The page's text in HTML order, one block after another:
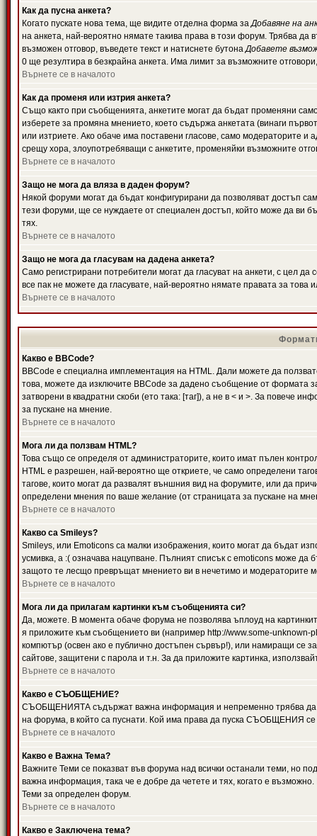
Как да пусна анкета?
Когато пускате нова тема, ще видите отделна форма заДобавяне на
на анкета, най-вероятно нямате такива права в този форум. Трябва да
възможен отговор, въведете текст и натиснете бутонаДобавете
0 ще резултира в безкрайна анкета. Има лимит за възможните
Върнете се в началото
Как да променя или изтрия анкета?
Също както при съобщенията, анкетите могат да бъдат променяни
изберете за промяна мнението, което съдържа анкетата (винаги
или изтриете. Ако обаче има поставени гласове, само модераторите и
срещу хора, злоупотребяващи с анкетите, променяйки възможните
Върнете се в началото
Защо не мога да вляза в даден форум?
Някой форуми могат да бъдат конфигурирани да позволяват достъп
тези форуми, ще се нуждаете от специален достъп, който може да ви
тях.
Върнете се в началото
Защо не мога да гласувам на дадена анкета?
Само регистрирани потребители могат да гласуват на анкети, с цел
все пак не можете да гласувате, най-вероятно нямате правата за това
Върнете се в началото
Какво е BBCode?
BBCode е специална имплементация на HTML. Дали можете да
това, можете да изключите BBCode за дадено съобщение от формата
затворени в квадратни скоби (ето така: [таг]), а не в < и >. За повече
за пускане на мнение.
Върнете се в началото
Мога ли да ползвам HTML?
Това също се определя от администраторите, които имат пълен
HTML е разрешен, най-вероятно ще откриете, че само определени
тагове, които могат да развалят външния вид на форумите, или да
определени мнения по ваше желание (от страницата за пускане на
Върнете се в началото
Какво са Smileys?
Smileys, или Emoticons са малки изображения, които могат да бъдат
усмивка, а :( означава нацупване. Пълният списък с emoticons може да
защото те лесщо превръщат мнението ви в нечетимо и модераторите
Върнете се в началото
Мога ли да прилагам картинки към съобщенията си?
Да, можете. В момента обаче форума не позволява ъплоуд на
я приложите към съобщението ви (например http://www.some-
компютър (освен ако е публично достъпен сървър!), или намиращи се
сайтове, защитени с парола и т.н. За да приложите картинка,
Върнете се в началото
Какво е СЪОБЩЕНИЕ?
СЪОБЩЕНИЯТА съдържат важна информация и непременно трябва да
на форума, в който са пуснати. Кой има права да пуска СЪОБЩЕНИЯ се
Върнете се в началото
Какво е Важна Тема?
Важните Теми се показват във форума над всички останали теми,
важна информация, така че е добре да четете и тях, когато е
Теми за определен форум.
Върнете се в началото
Какво е Заключена тема?